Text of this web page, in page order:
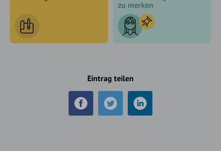
zu merken
Eintrag teilen